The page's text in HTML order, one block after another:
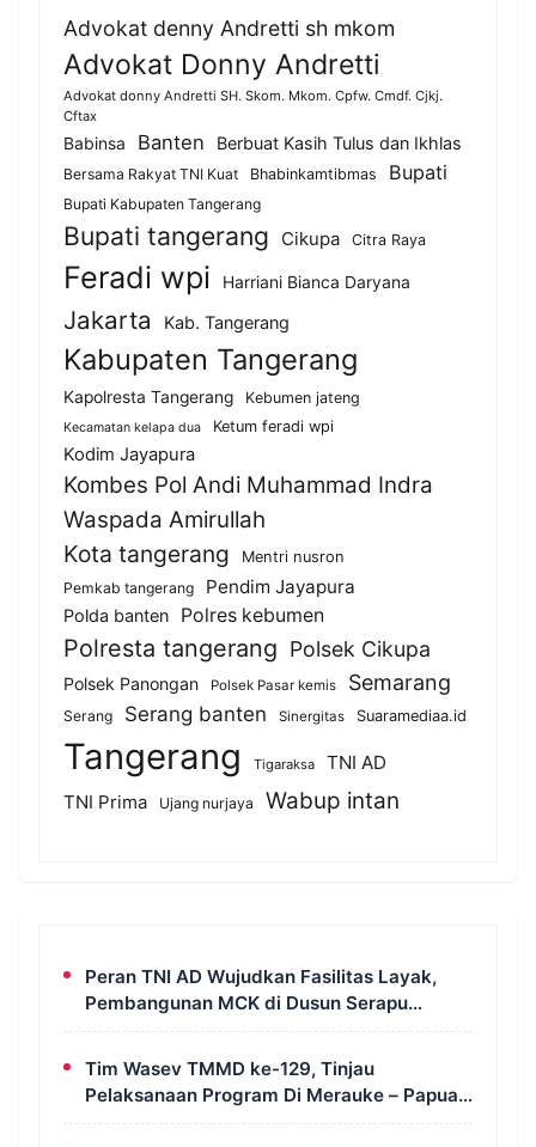
Advokat denny Andretti sh mkom
Advokat Donny Andretti
Advokat donny Andretti SH. Skom. Mkom. Cpfw. Cmdf. Cjkj.
Cftax
Babinsa Banten Berbuat Kasih Tulus dan Ikhlas
Bersama Rakyat TNI Kuat Bhabinkamtibmas Bupati
Bupati Kabupaten Tangerang
Bupati tangerang Cikupa Citra Raya
Feradi wpi Harriani Bianca Daryana
Jakarta Kab. Tangerang
Kabupaten Tangerang
Kapolresta Tangerang Kebumen jateng
Kecamatan kelapa dua Ketum feradi wpi
Kodim Jayapura
Kombes Pol Andi Muhammad Indra
Waspada Amirullah
Kota tangerang
Mentri nusron
Pemkab tangerang
Pendim Jayapura
Polda banten Polres kebumen
Polresta tangerang Polsek Cikupa
Polsek Panongan Polsek Pasar kemis Semarang
Serang Serang banten Sinergitas Suaramediaa.id
Tangerang Tigaraksa
TNI AD
TNI Prima
Ujang nurjaya Wabup intan
Peran TNI AD Wujudkan Fasilitas Layak,
Pembangunan MCK di Dusun Serapu
Rampung Dikerjakan
Tim Wasev TMMD ke-129, Tinjau
Pelaksanaan Program Di Merauke – Papua
Selatan